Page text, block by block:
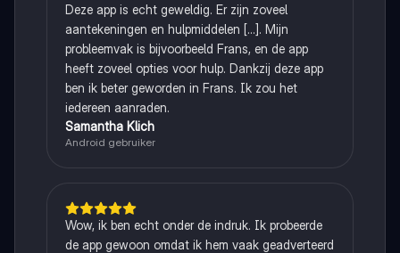
Deze app is echt geweldig. Er zijn zoveel
aantekeningen en hulpmiddelen [...]. Mijn
probleemvak is bijvoorbeeld Frans, en de app
heeft zoveel opties voor hulp. Dankzij deze app
ben ik beter geworden in Frans. Ik zou het
iedereen aanraden.
Samantha Klich
Android gebruiker
Wow, ik ben echt onder de indruk. Ik probeerde
de app gewoon omdat ik hem vaak geadverteerd